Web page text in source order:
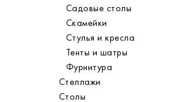
Садовые столы
Скамейки
Стулья и кресла
Тенты и шатры
Фурнитура
Стеллажи
Столы